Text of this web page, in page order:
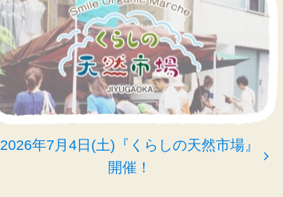
2026年7月4日(土)『くらしの天然市場』
開催！